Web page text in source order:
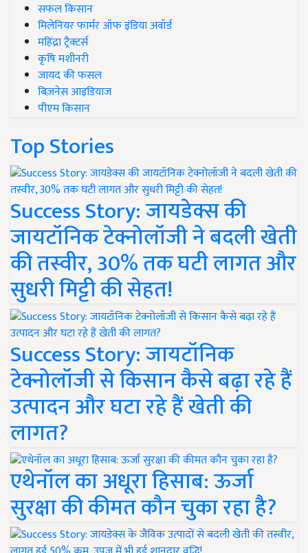
सफल किसान
मिलेनियर फार्मर ऑफ इंडिया अवॉर्ड
महिंद्रा ट्रैक्टर्स
कृषि मशीनरी
जायद की फसल
बिज़नेस आइडियाज
पीएम किसान
Top Stories
Success Story: जायडेक्स की
जायटॉनिक टेक्नोलॉजी ने बदली खेती
की तस्वीर, 30% तक घटी लागत और
सुधरी मिट्टी की सेहत!
Success Story: जायटॉनिक
टेक्नोलॉजी से किसान कैसे बढ़ा रहे हैं
उत्पादन और घटा रहे हैं खेती की
लागत?
एथेनॉल का अधूरा हिसाब: ऊर्जा
सुरक्षा की कीमत कौन चुका रहा है?